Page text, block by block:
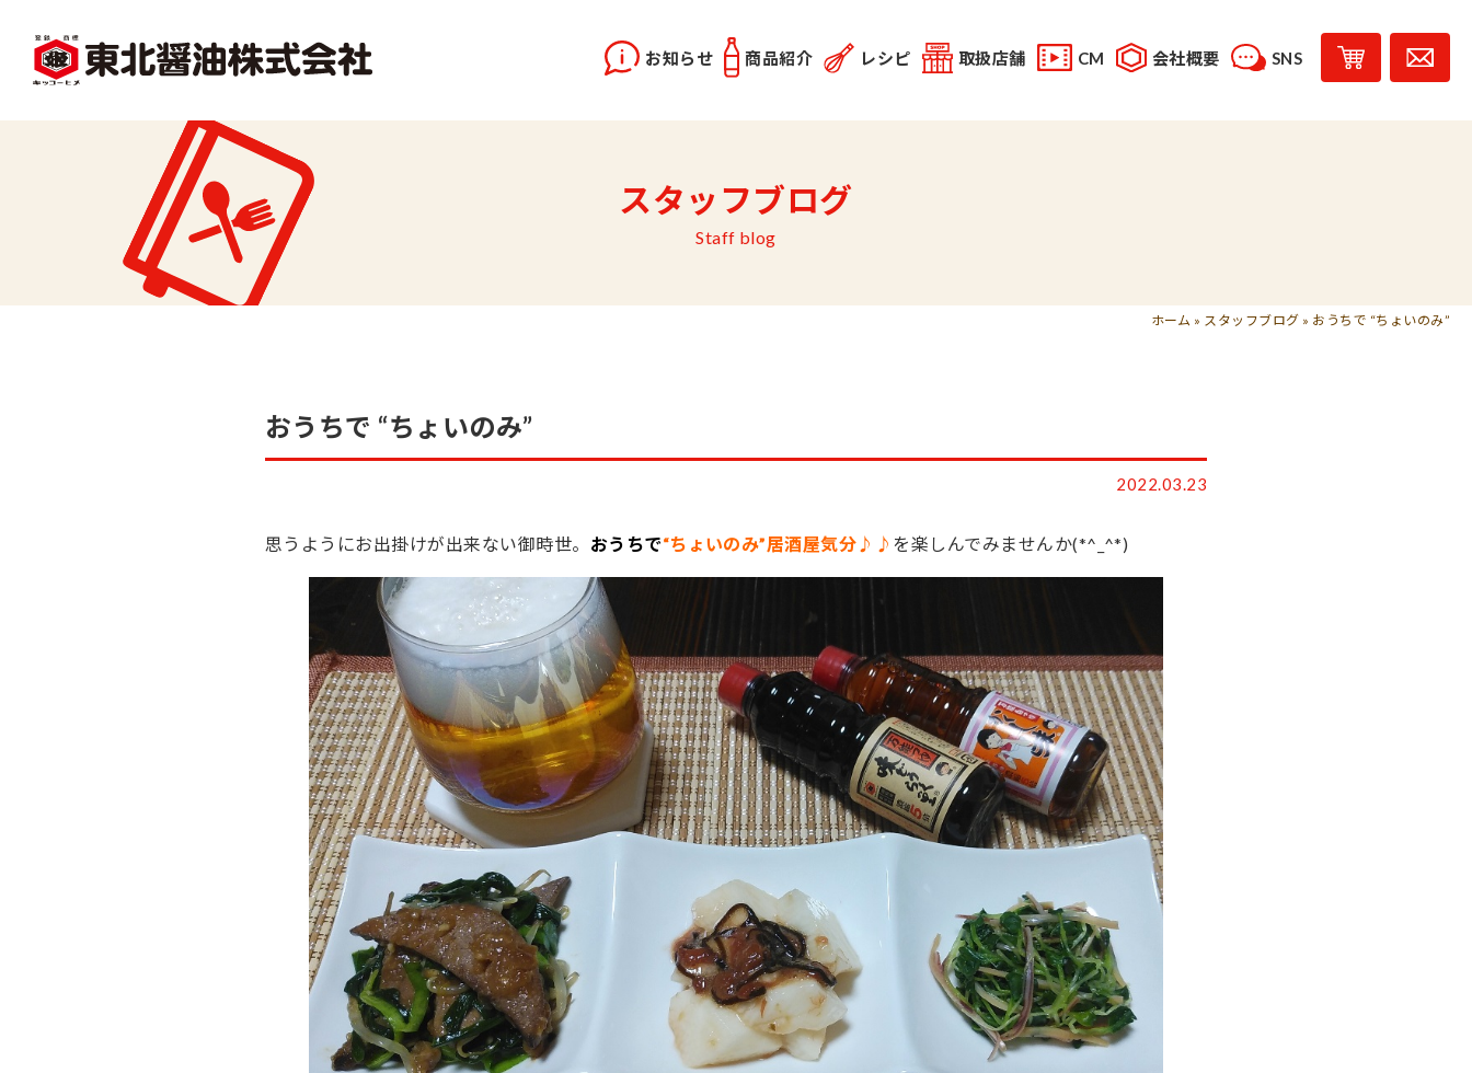
お知らせ 商品紹介
味どうらくの里 あま塩醤油
レシピ
レシピ動画 料理勉強会
取扱店舗 CM 会社概要
佐竹会長のお話
SNS
facebook
スタッフブログ
Staff blog
ホーム » スタッフブログ » おうちで “ちょいのみ”
おうちで “ちょいのみ”
2022.03.23
思うようにお出掛けが出来ない御時世。 おうちで“ちょいのみ”居酒屋気分♪♪ を楽しんでみませんか(*^_^*)